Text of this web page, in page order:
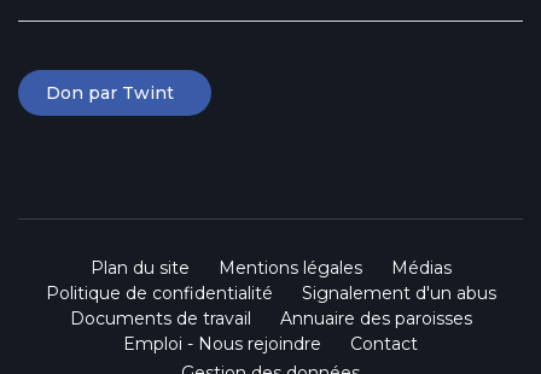
Don par Twint
Plan du site Mentions légales
Médias
Politique de confidentialité
Signalement d'un abus
Documents de travail
Annuaire des paroisses
Emploi - Nous rejoindre
Contact